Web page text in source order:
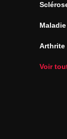
Arthrite
Voir